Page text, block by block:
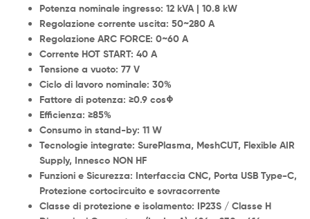
Potenza nominale ingresso: 12 kVA | 10.8 kW
Regolazione corrente uscita: 50~280 A
Regolazione ARC FORCE: 0~60 A
Corrente HOT START: 40 A
Tensione a vuoto: 77 V
Ciclo di lavoro nominale: 30%
Fattore di potenza: ≥0.9 cosΦ
Efficienza: ≥85%
Consumo in stand-by: 11 W
Tecnologie integrate: SurePlasma, MeshCUT, Flexible AIR
Supply, Innesco NON HF
Funzioni e Sicurezza: Interfaccia CNC, Porta USB Type-C,
Protezione cortocircuito e sovracorrente
Classe di protezione e isolamento: IP23S / Classe H